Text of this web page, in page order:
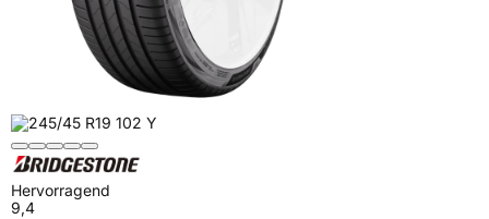
Hervorragend
9,4